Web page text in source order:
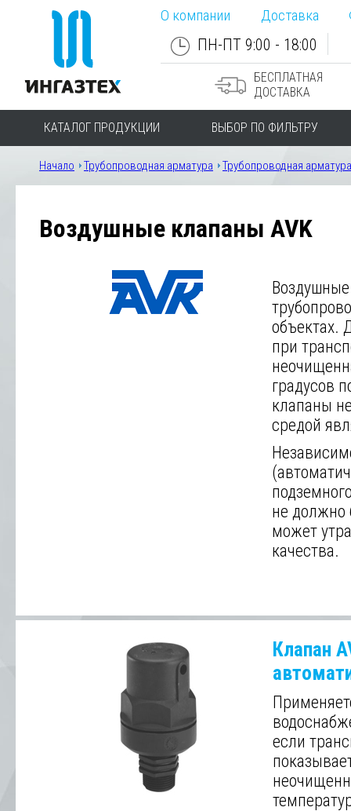
О компании Доставка
ПН-ПТ 9:00 - 18:00
БЕСПЛАТНАЯ
ДОСТАВКА
КАТАЛОГ ПРОДУКЦИИ ВЫБОР ПО ФИЛЬТРУ
Начало Трубопроводная арматура Трубопроводная
Воздушные клапаны AVK
объектах.
при
градусов
клапаны
средой
не должно
может
качества.
Клапан
если